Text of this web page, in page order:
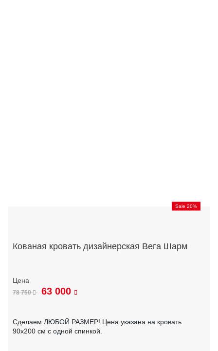
Sale 20%
Кованая кровать дизайнерская Вега Шарм
78 750 63 000
Сделаем ЛЮБОЙ РАЗМЕР! Цена указана на кровать
90х200 см с одной спинкой.